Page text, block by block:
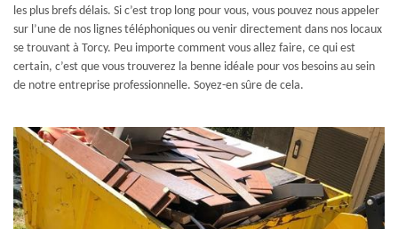
les plus brefs délais. Si c’est trop long pour vous, vous pouvez nous appeler
sur l’une de nos lignes téléphoniques ou venir directement dans nos locaux
se trouvant à Torcy. Peu importe comment vous allez faire, ce qui est
certain, c’est que vous trouverez la benne idéale pour vos besoins au sein
de notre entreprise professionnelle. Soyez-en sûre de cela.